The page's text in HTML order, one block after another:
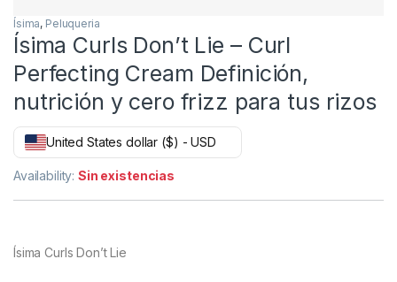
Ísima, Peluqueria
Ísima Curls Don’t Lie – Curl
Perfecting Cream Definición,
nutrición y cero frizz para tus rizos
United States dollar ($) - USD
Availability:Sin existencias
Ísima Curls Don’t Lie